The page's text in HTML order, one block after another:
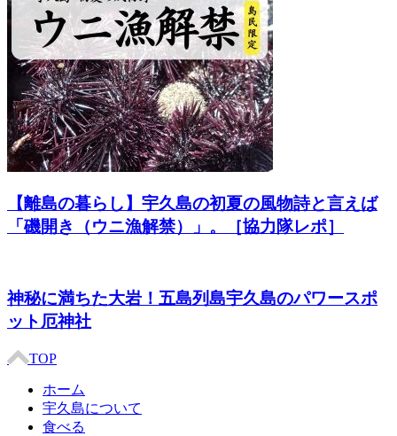
【離島の暮らし】宇久島の初夏の風物詩と言えば
「磯開き（ウニ漁解禁）」。［協力隊レポ］
神秘に満ちた大岩！五島列島宇久島のパワースポ
ット厄神社
TOP
ホーム
宇久島について
食べる